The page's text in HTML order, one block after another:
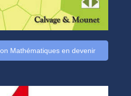
Mathématiques en devenir